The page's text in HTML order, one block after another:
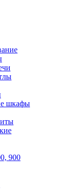
шкафы
900